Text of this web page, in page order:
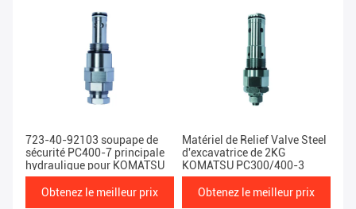
723-40-92103 soupape de
sécurité PC400-7 principale
hydraulique pour KOMATSU
Obtenez le meilleur prix
Matériel de Relief Valve Steel
d'excavatrice de 2KG
KOMATSU PC300/400-3
Obtenez le meilleur prix